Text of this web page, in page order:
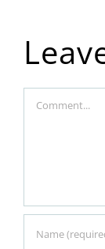
Comment